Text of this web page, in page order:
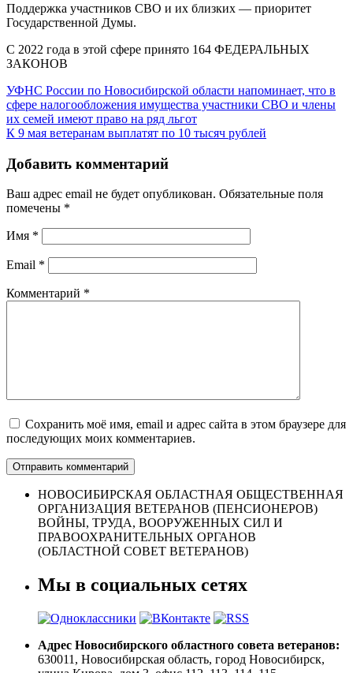
Поддержка участников СВО и их близких — приоритет
Государственной Думы.
С 2022 года в этой сфере принято 164 ФЕДЕРАЛЬНЫХ
ЗАКОНОВ
УФНС России по Новосибирской области напоминает, что в
сфере налогообложения имущества участники СВО и члены
их семей имеют право на ряд льгот
К 9 мая ветеранам выплатят по 10 тысяч рублей
Добавить комментарий
Ваш адрес email не будет опубликован. Обязательные поля
помечены *
Имя *
Email *
Комментарий *
Сохранить моё имя, email и адрес сайта в этом браузере для
последующих моих комментариев.
НОВОСИБИРСКАЯ ОБЛАСТНАЯ ОБЩЕСТВЕННАЯ
ОРГАНИЗАЦИЯ ВЕТЕРАНОВ (ПЕНСИОНЕРОВ)
ВОЙНЫ, ТРУДА, ВООРУЖЕННЫХ СИЛ И
ПРАВООХРАНИТЕЛЬНЫХ ОРГАНОВ
(ОБЛАСТНОЙ СОВЕТ ВЕТЕРАНОВ)
Мы в социальных сетях
Адрес Новосибирского областного совета ветеранов:
630011, Новосибирская область, город Новосибирск,